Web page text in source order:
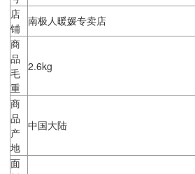
店
铺
南极人暖媛专卖店
商
品
毛
重
2.6kg
商
品
产
地
中国大陆
面